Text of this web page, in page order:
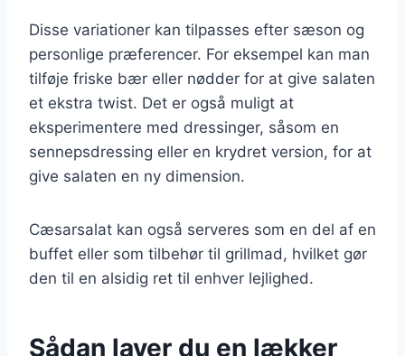
Disse variationer kan tilpasses efter sæson og
personlige præferencer. For eksempel kan man
tilføje friske bær eller nødder for at give salaten
et ekstra twist. Det er også muligt at
eksperimentere med dressinger, såsom en
sennepsdressing eller en krydret version, for at
give salaten en ny dimension.
Cæsarsalat kan også serveres som en del af en
buffet eller som tilbehør til grillmad, hvilket gør
den til en alsidig ret til enhver lejlighed.
Sådan laver du en lækker